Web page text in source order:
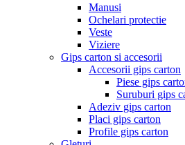
Manusi
Ochelari protectie
Veste
Viziere
Gips carton si accesorii
Accesorii gips carton
Piese gips
Suruburi gips
Adeziv gips carton
Placi gips carton
Profile gips carton